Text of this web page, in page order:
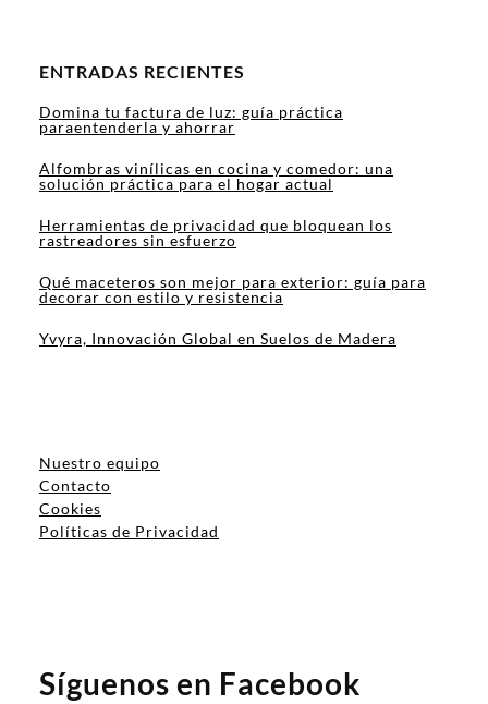
ENTRADAS RECIENTES
Domina tu factura de luz: guía práctica
paraentenderla y ahorrar
Alfombras vinílicas en cocina y comedor: una
solución práctica para el hogar actual
Herramientas de privacidad que bloquean los
rastreadores sin esfuerzo
Qué maceteros son mejor para exterior: guía para
decorar con estilo y resistencia
Yvyra, Innovación Global en Suelos de Madera
Nuestro equipo
Contacto
Cookies
Políticas de Privacidad
Síguenos en Facebook